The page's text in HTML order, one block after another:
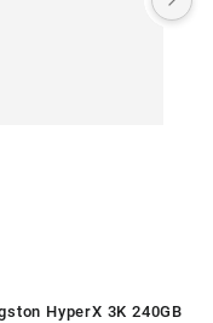
HyperX 3K 240GB